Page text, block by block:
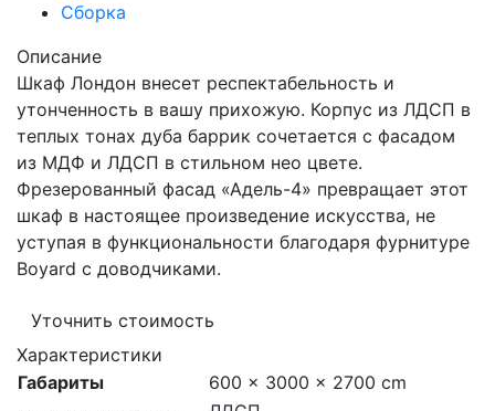
Сборка
Описание
Шкаф Лондон внесет респектабельность и
утонченность в вашу прихожую. Корпус из ЛДСП в
теплых тонах дуба баррик сочетается с фасадом
из МДФ и ЛДСП в стильном нео цвете.
Фрезерованный фасад «Адель-4» превращает этот
шкаф в настоящее произведение искусства, не
уступая в функциональности благодаря фурнитуре
Boyard с доводчиками.
Уточнить стоимость
Характеристики
Габариты
600 × 3000 × 2700 cm